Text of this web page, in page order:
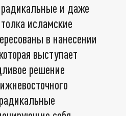
и даже
исламские
в нанесении
выступает
решение